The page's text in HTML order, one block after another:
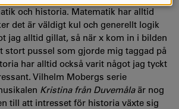
och historia. Matematik har alltid
det är väldigt kul och generellt logik
jag alltid gillat, så när x kom in i bilden
stort pussel som gjorde mig taggad på
har alltid också varit något jag tyckt
Vilhelm Mobergs serie
Kristina från Duvemåla är nog
till att intresset för historia växte sig